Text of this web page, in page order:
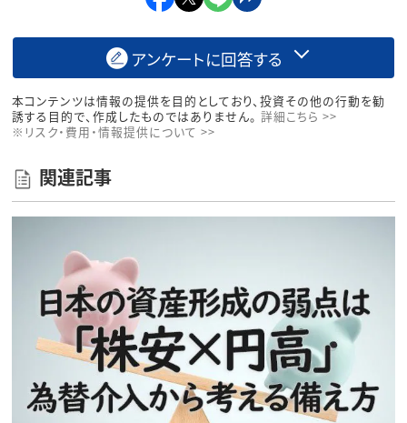
アンケートに回答する
本コンテンツは情報の提供を目的としており、投資その他の行動を勧
誘する目的で、作成したものではありません。 詳細こちら >>
※リスク・費用・情報提供について >>
関連記事